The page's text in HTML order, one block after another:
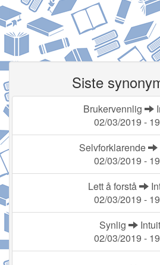
Siste
Brukervennlig
02/03/2019 -
Selvforklarende
02/03/2019 -
Lett å forstå
02/03/2019 -
Synlig
02/03/2019 -